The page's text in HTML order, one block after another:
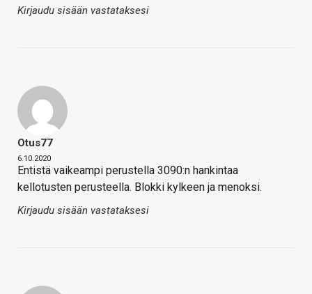
Kirjaudu sisään vastataksesi
Otus77
6.10.2020
Entistä vaikeampi perustella 3090:n hankintaa
kellotusten perusteella. Blokki kylkeen ja menoksi.
Kirjaudu sisään vastataksesi